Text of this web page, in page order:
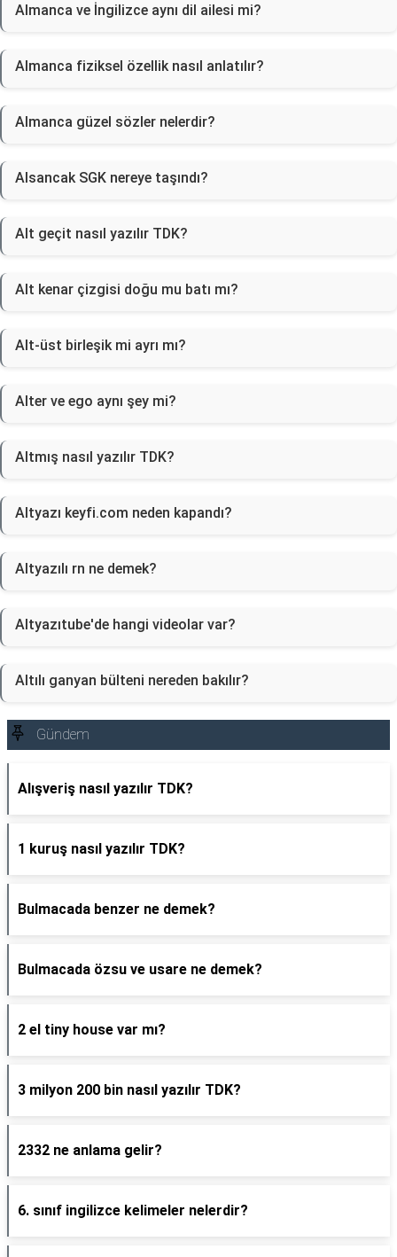
Almanca ve İngilizce aynı dil ailesi mi?
Almanca fiziksel özellik nasıl anlatılır?
Almanca güzel sözler nelerdir?
Alsancak SGK nereye taşındı?
Alt geçit nasıl yazılır TDK?
Alt kenar çizgisi doğu mu batı mı?
Alt-üst birleşik mi ayrı mı?
Alter ve ego aynı şey mi?
Altmış nasıl yazılır TDK?
Altyazı keyfi.com neden kapandı?
Altyazılı rn ne demek?
Altyazıtube'de hangi videolar var?
Altılı ganyan bülteni nereden bakılır?
Gündem
Alışveriş nasıl yazılır TDK?
1 kuruş nasıl yazılır TDK?
Bulmacada benzer ne demek?
Bulmacada özsu ve usare ne demek?
2 el tiny house var mı?
3 milyon 200 bin nasıl yazılır TDK?
2332 ne anlama gelir?
6. sınıf ingilizce kelimeler nelerdir?